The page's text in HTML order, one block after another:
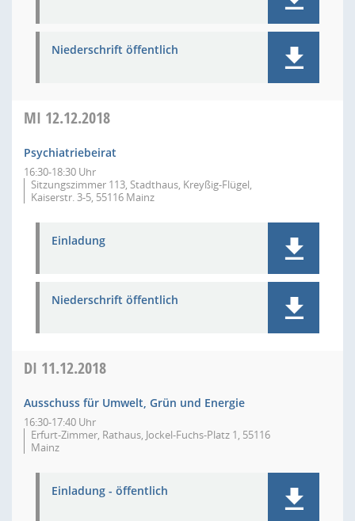
Niederschrift öffentlich
MI 12.12.2018
Psychiatriebeirat
16:30-18:30 Uhr
Sitzungszimmer 113, Stadthaus, Kreyßig-Flügel,
Kaiserstr. 3-5, 55116 Mainz
Einladung
Niederschrift öffentlich
DI 11.12.2018
Ausschuss für Umwelt, Grün und Energie
16:30-17:40 Uhr
Erfurt-Zimmer, Rathaus, Jockel-Fuchs-Platz 1, 55116
Mainz
Einladung - öffentlich